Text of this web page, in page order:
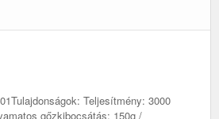
Teljesítmény: 3000
gőzkibocsátás: 150g /